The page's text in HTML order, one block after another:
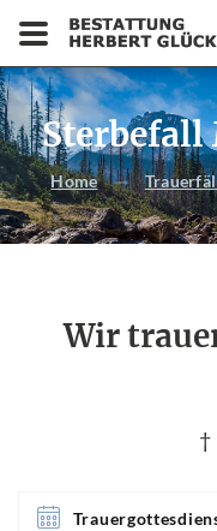
Sterbefall
Home
Wir
†